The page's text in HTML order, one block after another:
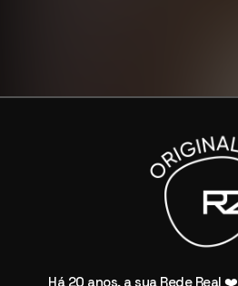
Há 20 anos, a sua Rede Real ❤️